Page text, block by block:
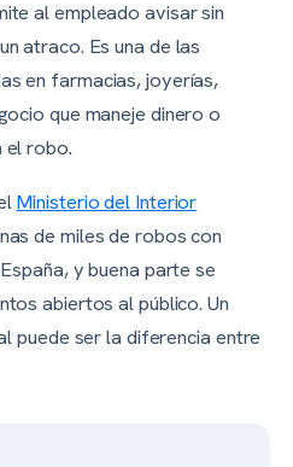
al empleado avisar sin
atraco. Es una de las
en farmacias, joyerías,
que maneje dinero o
robo.
Ministerio del Interior
de miles de robos con
y buena parte se
abiertos al público. Un
puede ser la diferencia entre